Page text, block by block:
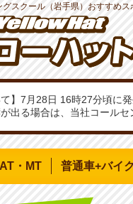
スクール（岩手県）おすすめス
て】7月28日 16時27分頃に
出る場合は、当社コール
・MT 普通車+バイク